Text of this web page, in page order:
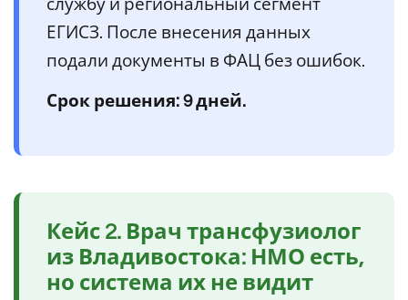
службу и региональный сегмент
ЕГИСЗ. После внесения данных
подали документы в ФАЦ без ошибок.
Срок решения: 9 дней.
Кейс 2. Врач трансфузиолог
из Владивостока: НМО есть,
но система их не видит